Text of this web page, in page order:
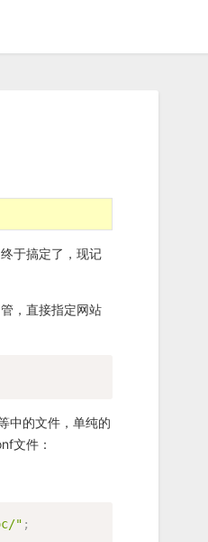
于搞定了，现记
，直接指定网站
中的文件，单纯的
文件：
" ;